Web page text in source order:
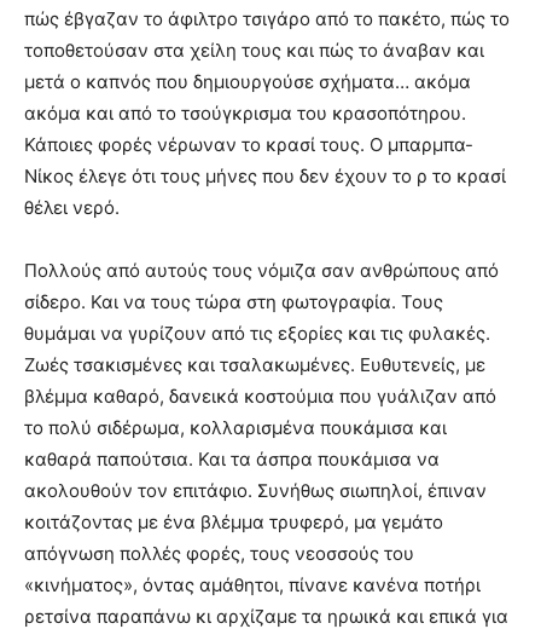
πώς έβγαζαν το άφιλτρο τσιγάρο από το πακέτο, πώς το
τοποθετούσαν στα χείλη τους και πώς το άναβαν και
μετά ο καπνός που δημιουργούσε σχήματα… ακόμα
ακόμα και από το τσούγκρισμα του κρασοπότηρου.
Κάποιες φορές νέρωναν το κρασί τους. Ο μπαρμπα-
Νίκος έλεγε ότι τους μήνες που δεν έχουν το ρ το κρασί
θέλει νερό.
Πολλούς από αυτούς τους νόμιζα σαν ανθρώπους από
σίδερο. Και να τους τώρα στη φωτογραφία. Τους
θυμάμαι να γυρίζουν από τις εξορίες και τις φυλακές.
Ζωές τσακισμένες και τσαλακωμένες. Ευθυτενείς, με
βλέμμα καθαρό, δανεικά κοστούμια που γυάλιζαν από
το πολύ σιδέρωμα, κολλαρισμένα πουκάμισα και
καθαρά παπούτσια. Και τα άσπρα πουκάμισα να
ακολουθούν τον επιτάφιο. Συνήθως σιωπηλοί, έπιναν
κοιτάζοντας με ένα βλέμμα τρυφερό, μα γεμάτο
απόγνωση πολλές φορές, τους νεοσσούς του
«κινήματος», όντας αμάθητοι, πίνανε κανένα ποτήρι
ρετσίνα παραπάνω κι αρχίζαμε τα ηρωικά και επικά για